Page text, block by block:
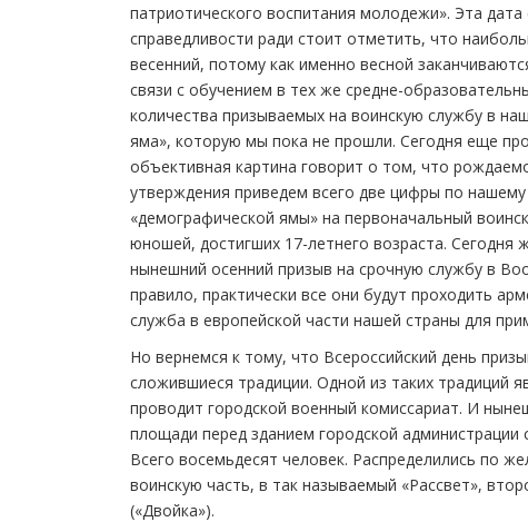
патриотического воспитания молодежи». Эта
справедливости ради стоит отметить, что
весенний, потому как именно весной
связи с обучением в тех же средне-
количества призываемых на воинскую службу в
яма», которую мы пока не прошли. Сегодня еще
объективная картина говорит о том, что
утверждения приведем всего две цифры по
«демографической ямы» на первоначальный
юношей, достигших 17-летнего возраста.
нынешний осенний призыв на срочную службу в
правило, практически все они будут проходить
служба в европейской части нашей страны для
Но вернемся к тому, что Всероссийский день
сложившиеся традиции. Одной из таких традиций
проводит городской военный комиссариат. И
площади перед зданием городской
Всего восемьдесят человек. Распределились по
воинскую часть, в так называемый «Рассвет»,
(«Двойка»).